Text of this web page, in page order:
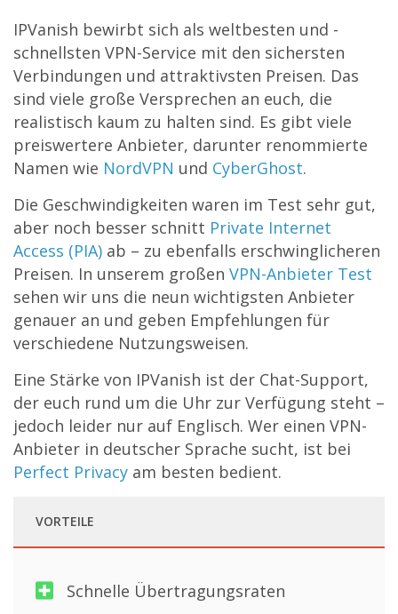
IPVanish bewirbt sich als weltbesten und -
schnellsten VPN-Service mit den sichersten
Verbindungen und attraktivsten Preisen. Das
sind viele große Versprechen an euch, die
realistisch kaum zu halten sind. Es gibt viele
preiswertere Anbieter, darunter renommierte
Namen wie NordVPN und CyberGhost.
Die Geschwindigkeiten waren im Test sehr gut,
aber noch besser schnitt Private Internet
Access (PIA) ab – zu ebenfalls erschwinglicheren
Preisen. In unserem großen VPN-Anbieter Test
sehen wir uns die neun wichtigsten Anbieter
genauer an und geben Empfehlungen für
verschiedene Nutzungsweisen.
Eine Stärke von IPVanish ist der Chat-Support,
der euch rund um die Uhr zur Verfügung steht –
jedoch leider nur auf Englisch. Wer einen VPN-
Anbieter in deutscher Sprache sucht, ist bei
Perfect Privacy am besten bedient.
VORTEILE
Schnelle Übertragungsraten